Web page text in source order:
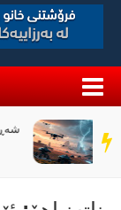
سەر
دێڕ